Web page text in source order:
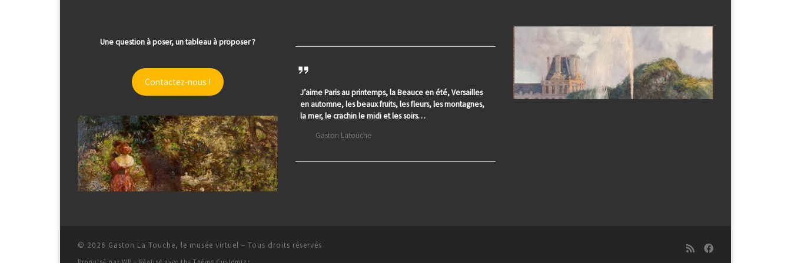
Une question à poser, un tableau à proposer ?
Contactez-nous !
J’aime Paris au printemps, la Beauce en été, Versailles
en automne, les beaux fruits, les fleurs, les montagnes,
la mer, le crachin le midi et les soirs…
Gaston Latouche
© 2026 Gaston La Touche, le musée virtuel – Tous droits réservés